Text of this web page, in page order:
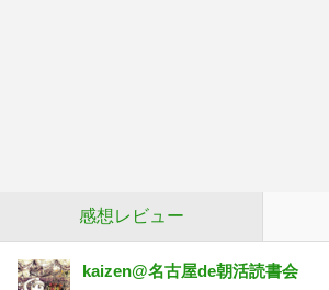
感想レビュー
kaizen@名古屋de朝活読書会